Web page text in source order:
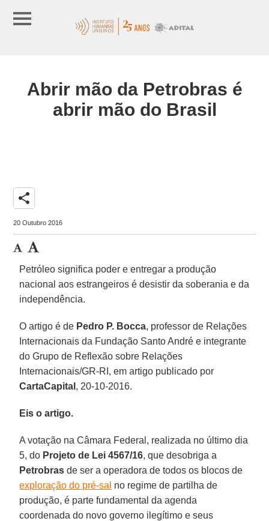
Abrir mão da Petrobras é
abrir mão do Brasil
share
20 Outubro 2016
Petróleo significa poder e entregar a produção
nacional aos estrangeiros é desistir da soberania e da
independência.
O artigo é de Pedro P. Bocca, professor de Relações
Internacionais da Fundação Santo André e integrante
do Grupo de Reflexão sobre Relações
Internacionais/GR-RI, em artigo publicado por
CartaCapital , 20-10-2016.
Eis o artigo.
A votação na Câmara Federal, realizada no último dia
5, do Projeto de Lei 4567/16, que desobriga a
Petrobras de ser a operadora de todos os blocos de
exploração do pré-sal no regime de partilha de
produção, é parte fundamental da agenda
coordenada do novo governo ilegítimo e seus